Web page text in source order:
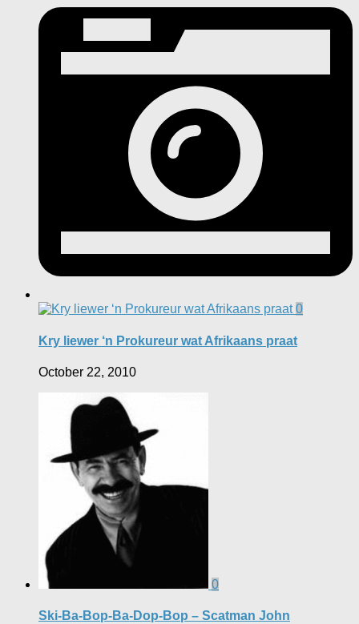
0
Kry liewer ‘n Prokureur wat Afrikaans praat
October 22, 2010
0
Ski-Ba-Bop-Ba-Dop-Bop – Scatman John